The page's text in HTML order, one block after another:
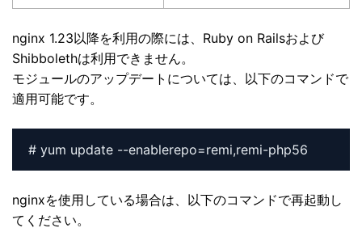
nginx 1.23以降を利用の際には、Ruby on Railsおよび
Shibbolethは利用できません。
モジュールのアップデートについては、以下のコマンドで
適用可能です。
# yum update --enablerepo=remi,remi-php56
nginxを使用している場合は、以下のコマンドで再起動し
てください。